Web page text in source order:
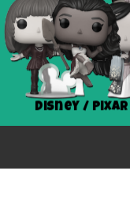
Disney / Pixar